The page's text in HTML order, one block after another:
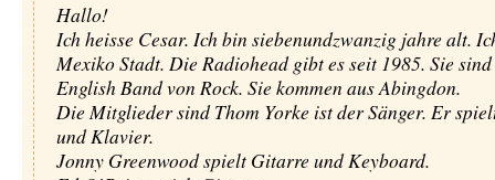
Hallo!
Ich heisse Cesar. Ich bin siebenundzwanzig jahre alt.
Mexiko Stadt. Die Radiohead gibt es seit 1985. Sie
English Band von Rock. Sie kommen aus Abingdon.
Die Mitglieder sind Thom Yorke ist der Sänger. Er
und Klavier.
Jonny Greenwood spielt Gitarre und Keyboard.